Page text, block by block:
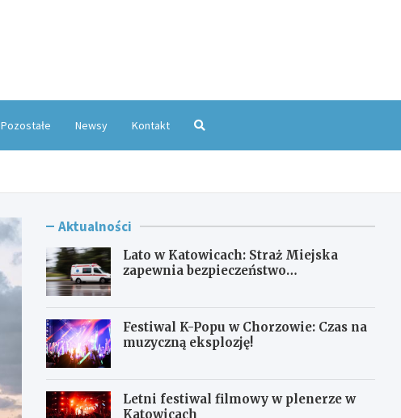
Pozostałe Newsy Kontakt
Aktualności
Lato w Katowicach: Straż Miejska
zapewnia bezpieczeństwo
Festiwal K-Popu w Chorzowie: Czas na
muzyczną eksplozję!
Letni festiwal filmowy w plenerze w
Katowicach